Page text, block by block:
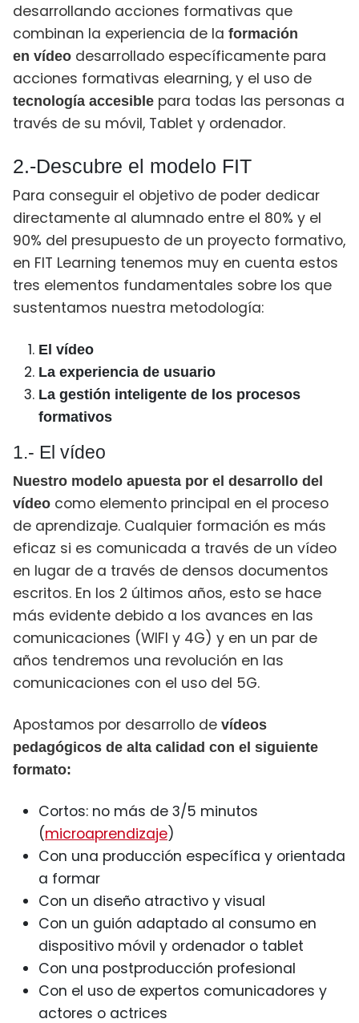
desarrollando acciones formativas que
combinan la experiencia de la formación
en vídeo desarrollado específicamente para
acciones formativas elearning, y el uso de
tecnología accesible para todas las personas a
través de su móvil, Tablet y ordenador.
2.-Descubre el modelo FIT
Para conseguir el objetivo de poder dedicar
directamente al alumnado entre el 80% y el
90% del presupuesto de un proyecto formativo,
en FIT Learning tenemos muy en cuenta estos
tres elementos fundamentales sobre los que
sustentamos nuestra metodología:
El vídeo
La experiencia de usuario
La gestión inteligente de los procesos
formativos
1.- El vídeo
Nuestro modelo apuesta por el desarrollo del
vídeo como elemento principal en el proceso
de aprendizaje. Cualquier formación es más
eficaz si es comunicada a través de un vídeo
en lugar de a través de densos documentos
escritos. En los 2 últimos años, esto se hace
más evidente debido a los avances en las
comunicaciones (WIFI y 4G) y en un par de
años tendremos una revolución en las
comunicaciones con el uso del 5G.
Apostamos por desarrollo de vídeos
pedagógicos de alta calidad con el siguiente
formato:
Cortos: no más de 3/5 minutos
(microaprendizaje)
Con una producción específica y orientada
a formar
Con un diseño atractivo y visual
Con un guión adaptado al consumo en
dispositivo móvil y ordenador o tablet
Con una postproducción profesional
Con el uso de expertos comunicadores y
actores o actrices